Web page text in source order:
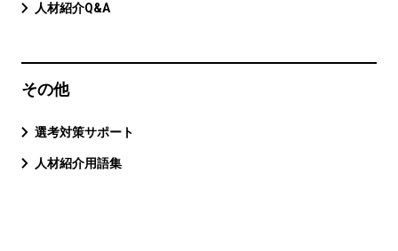
人材紹介Q&A
その他
選考対策サポート
人材紹介用語集